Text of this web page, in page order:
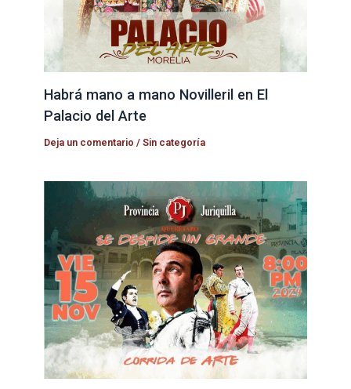
Habrá mano a mano Novilleril en El
Palacio del Arte
Deja un comentario /Sin categoría